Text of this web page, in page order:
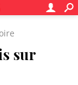
sur